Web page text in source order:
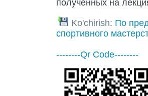
полученных на
Ko'chirish: По
спортивного
--------Qr Code--------